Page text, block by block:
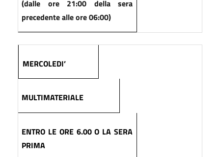
(dalle ore 21:00 della sera
precedente alle ore 06:00)
MERCOLEDI’
MULTIMATERIALE
ENTRO LE ORE 6.00 O LA SERA
PRIMA